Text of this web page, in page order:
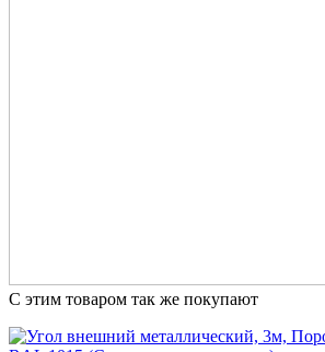
С этим товаром так же покупают